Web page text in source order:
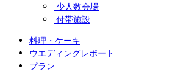
少人数会場
付帯施設
料理・ケーキ
ウエディングレポート
プラン